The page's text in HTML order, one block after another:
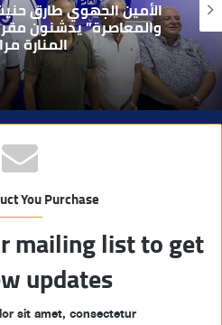
ي
ب
بعد تداول فيديو يوثق
يطيح بقاصر مشتبه
You Purchase
mailing list to get
updates!
sit amet, consectetur.